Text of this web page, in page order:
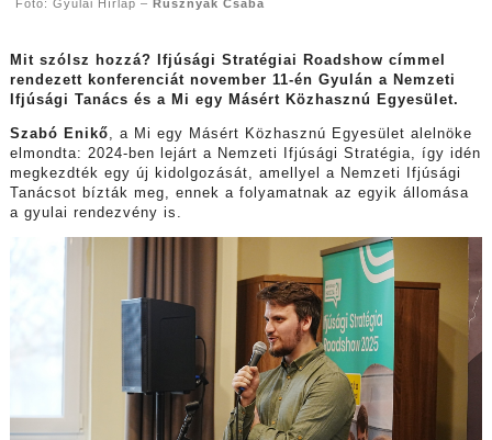
Fotó: Gyulai Hírlap – Rusznyák Csaba
Mit szólsz hozzá? Ifjúsági Stratégiai Roadshow címmel
rendezett konferenciát november 11-én Gyulán a Nemzeti
Ifjúsági Tanács és a Mi egy Másért Közhasznú Egyesület.
Szabó Enikő, a Mi egy Másért Közhasznú Egyesület alelnöke
elmondta: 2024-ben lejárt a Nemzeti Ifjúsági Stratégia, így idén
megkezdték egy új kidolgozását, amellyel a Nemzeti Ifjúsági
Tanácsot bízták meg, ennek a folyamatnak az egyik állomása
a gyulai rendezvény is.